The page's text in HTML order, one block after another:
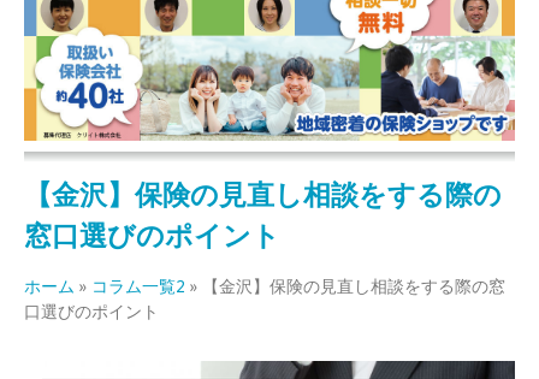
【金沢】保険の見直し相談をする際の
窓口選びのポイント
ホーム » コラム一覧2 »
【金沢】保険の見直し相談をする際の窓
口選びのポイント